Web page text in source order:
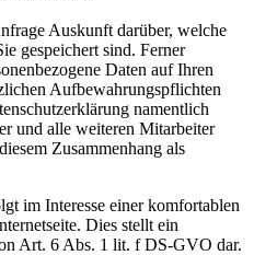
Auskunft darüber, welche
gespeichert sind. Ferner
Daten auf Ihren
Aufbewahrungspflichten
namentlich
und alle weiteren Mitarbeiter
Zusammenhang als
im Interesse einer komfortablen
Dies stellt ein
Art. 6 Abs. 1 lit. f DS-GVO dar.